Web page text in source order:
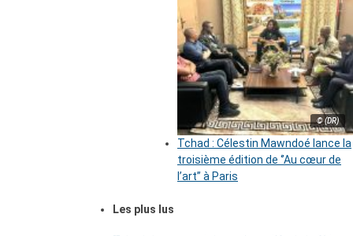
© (DR)
Tchad : Célestin Mawndoé lance la
troisième édition de ‘’Au cœur de
l’art’’ à Paris
Les plus lus